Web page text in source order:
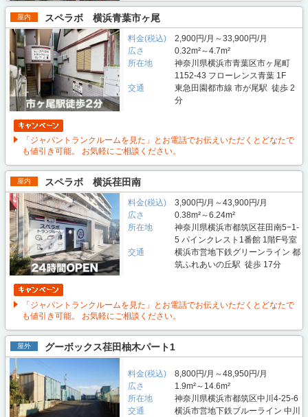
屋内 スペラボ 横浜青葉市ヶ尾
料金(税込)
2,900円/月～33,900円/月
広さ
0.32m²～4.7m²
所在地
神奈川県横浜市青葉区市ヶ尾町
1152-43 フローレンス青葉 1F
交通
東急田園都市線 市が尾駅 徒歩 2
分
「ジャパントランクルームを見た」とお電話でお伝えいただくとどなたで
も値引き可能。 お気軽にご相談ください。
屋内 スペラボ 横浜荏田南
料金(税込)
3,900円/月～43,900円/月
広さ
0.38m²～6.24m²
所在地
神奈川県横浜市都筑区荏田南5−1-
5 パインクレスト1番館 1階F号室
交通
横浜市営地下鉄グリーンライン 都
筑ふれあいの丘駅 徒歩 17分
「ジャパントランクルームを見た」とお電話でお伝えいただくとどなたで
も値引き可能。 お気軽にご相談ください。
屋外 グーボックス荏田柚木パート1
料金(税込)
8,800円/月～48,950円/月
広さ
1.9m²～14.6m²
所在地
神奈川県横浜市都筑区中川4-25-6
交通
横浜市営地下鉄ブルーライン 中川